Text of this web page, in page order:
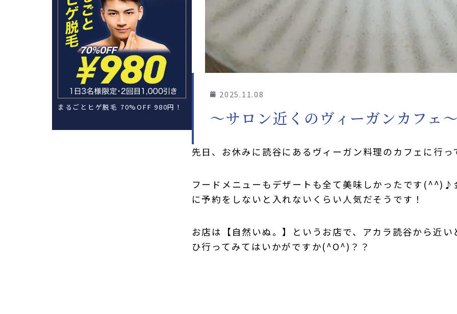
2025.11.08
〜サロン近くのヴィーガンカフェ
先日、お休みに読谷にあるヴィーガン料理のカフェに行
フードメニューもデザートも全て美味しかったです(^^)♪
に予約をしないと入れないくらい人気だそうです！
お店は【自然いぬ。】というお店で、アカラ読谷から近
ひ行ってみてはいかがですか(^O^)？？
まるごとヒゲ脱毛 70%OFF 980円！